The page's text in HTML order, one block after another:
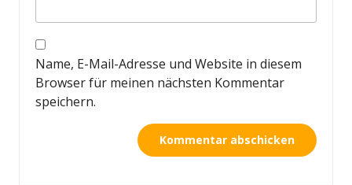
Name, E-Mail-Adresse und Website in diesem
Browser für meinen nächsten Kommentar
speichern.